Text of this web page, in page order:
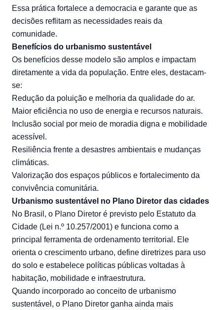
Essa prática fortalece a democracia e garante que as
decisões reflitam as necessidades reais da
comunidade.
Benefícios do urbanismo sustentável
Os benefícios desse modelo são amplos e impactam
diretamente a vida da população. Entre eles, destacam-
se:
Redução da poluição e melhoria da qualidade do ar.
Maior eficiência no uso de energia e recursos naturais.
Inclusão social por meio de moradia digna e mobilidade
acessível.
Resiliência frente a desastres ambientais e mudanças
climáticas.
Valorização dos espaços públicos e fortalecimento da
convivência comunitária.
Urbanismo sustentável no Plano Diretor das cidades
No Brasil, o Plano Diretor é previsto pelo Estatuto da
Cidade (Lei n.º 10.257/2001) e funciona como a
principal ferramenta de ordenamento territorial. Ele
orienta o crescimento urbano, define diretrizes para uso
do solo e estabelece políticas públicas voltadas à
habitação, mobilidade e infraestrutura.
Quando incorporado ao conceito de urbanismo
sustentável, o Plano Diretor ganha ainda mais